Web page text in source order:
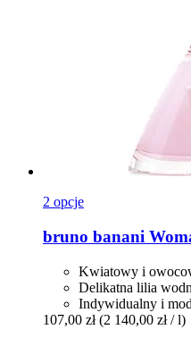
2 opcje
bruno banani
Kwiatowy i
Delikatna lilia
Indywidualny i
107,00 zł (2 140,00 zł / l)